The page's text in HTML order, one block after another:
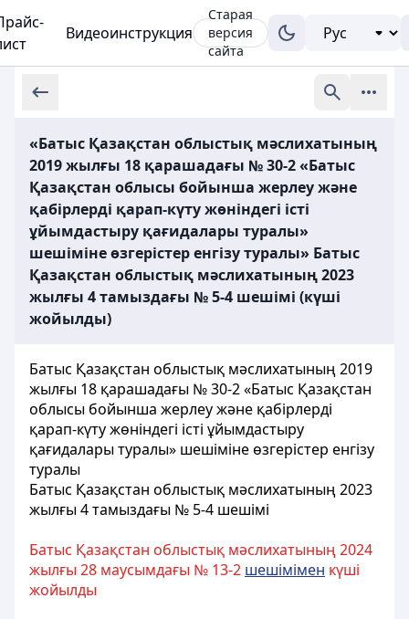
Видеоинструкция
Старая
версия
сайта
«Батыс Қазақстан облыстық мәслихатының
2019 жылғы 18 қарашадағы № 30-2 «Батыс
Қазақстан облысы бойынша жерлеу және
қабірлерді қарап-күту жөніндегі істі
ұйымдастыру қағидалары туралы»
шешіміне өзгерістер енгізу туралы» Батыс
Қазақстан облыстық мәслихатының 2023
жылғы 4 тамыздағы № 5-4 шешімі (күші
жойылды)
Батыс Қазақстан облыстық мәслихатының 2019
жылғы 18 қарашадағы № 30-2 «Батыс Қазақстан
облысы бойынша жерлеу және қабірлерді
қарап-күту жөніндегі істі ұйымдастыру
қағидалары туралы» шешіміне өзгерістер енгізу
туралы
Батыс Қазақстан облыстық мәслихатының 2023
жылғы 4 тамыздағы № 5-4 шешімі
Батыс Қазақстан облыстық мәслихатының 2024
жылғы 28 маусымдағы № 13-2 шешімімен күші
жойылды